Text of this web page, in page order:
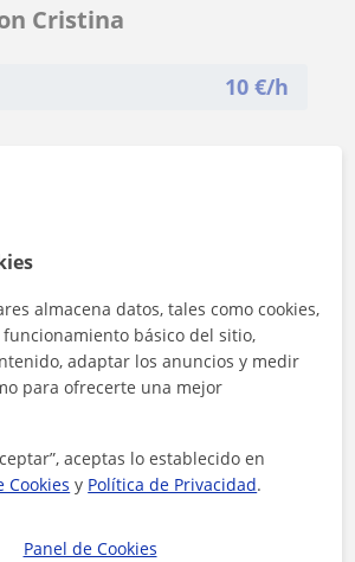
Cristina
10 €/h
nuestroaviso legaly deprivacidad
almacena datos, tales como cookies,
básico del sitio,
adaptar los anuncios y medir
para ofrecerte una mejor
aceptas lo establecido en
Cookies y Política de Privacidad.
Panel de Cookies